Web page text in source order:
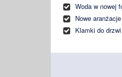
Woda w nowej
Nowe
Klamki do